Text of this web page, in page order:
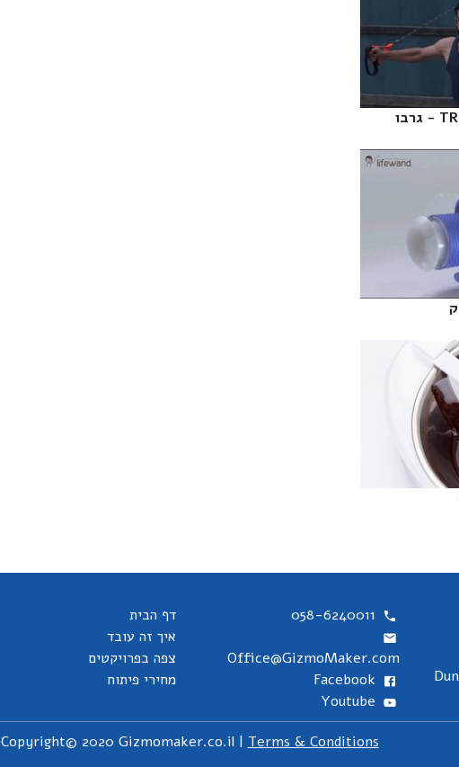
058-6240011
Office@GizmoMaker.com
Facebook
Youtube
דף הבית
איך זה עובד
צפה בפרויקטים
מחירי פיתוח
Copyright© 2020 Gizmomaker.co.il | Terms & Conditions